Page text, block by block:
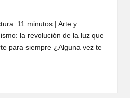
11 minutos | Arte y
la revolución de la luz que
para siempre ¿Alguna vez te